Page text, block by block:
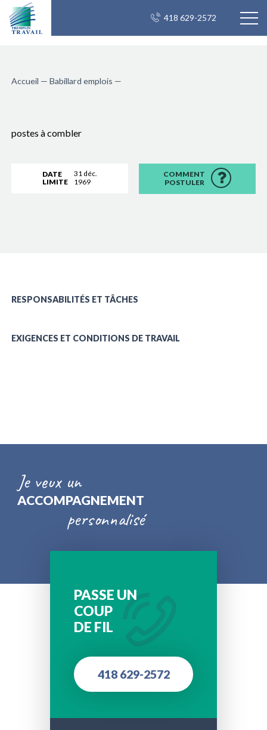
418 629-2572
Accueil — Babillard emplois —
postes à combler
DATE
LIMITE
31 déc.
1969
COMMENT
POSTULER
RESPONSABILITÉS ET TÂCHES
EXIGENCES ET CONDITIONS DE TRAVAIL
Je veux un
ACCOMPAGNEMENT
personnalisé
PASSE UN
COUP
DE FIL
418 629-2572